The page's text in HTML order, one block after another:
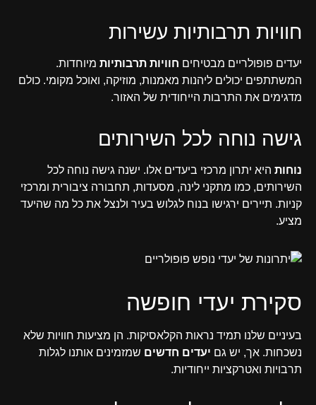
חוויות תרבותיות עשירות
יעדים פופולריים מבטיחים חוויות תרבותיות מיוחדות.
המשתתפים יכולים ליהנות מאמנות, מוזיקה, ואוכל מקומי. כולם
מדגימים את התרבות הייחודית של האזור.
גישה נוחה לכל השירותים
נוחות היא יתרון מרכזי ביעדים אלו. ישנה גישה נוחה לכל
השירותים, כמו מתקני לינה, מסעדות, תחבורה ציבורית ומרכזי
קניות. תיירים ירגישו בנוח לגלוש בעיר ולנצל את כל מה שהיעד
מציע.
סקירת יעדי חופשה
בעיניים שלנו תמיד נראות הקלאסיקות. הן מציעות חוויות שלא
נשכחות. אך, יש גם יעדים חדשים שמזמינים אותנו לגלות
תרבויות ואטרקציות ייחודיות.